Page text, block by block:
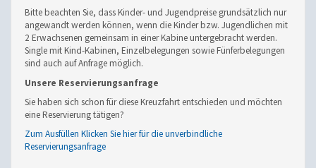
Bitte beachten Sie, dass Kinder- und Jugendpreise grundsätzlich nur
angewandt werden können, wenn die Kinder bzw. Jugendlichen mit
2 Erwachsenen gemeinsam in einer Kabine untergebracht werden.
Single mit Kind-Kabinen, Einzelbelegungen sowie Fünferbelegungen
sind auch auf Anfrage möglich.
Unsere Reservierungsanfrage
Sie haben sich schon für diese Kreuzfahrt entschieden und möchten
eine Reservierung tätigen?
Zum Ausfüllen Klicken Sie hier für die unverbindliche
Reservierungsanfrage